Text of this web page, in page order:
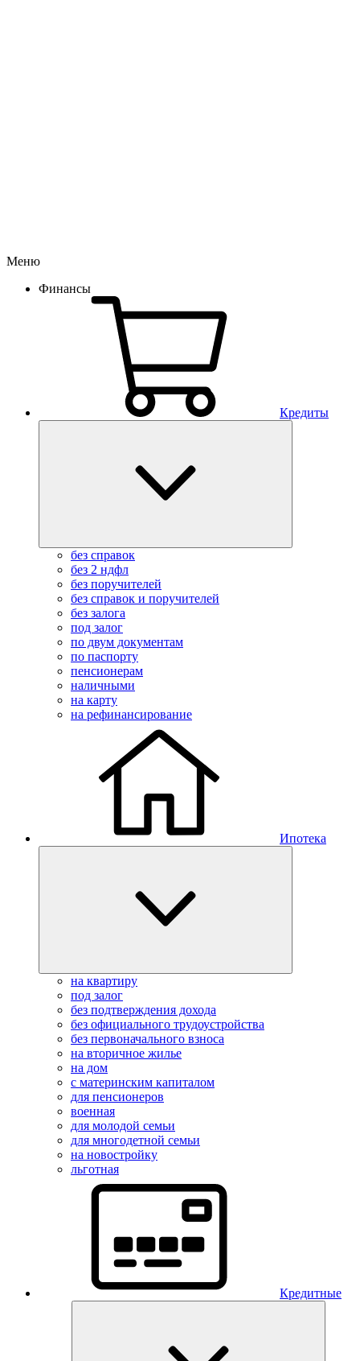
Меню
Финансы
Кредиты
без справок
без 2 ндфл
без поручителей
без справок и поручителей
без залога
под залог
по двум документам
по паспорту
пенсионерам
наличными
на карту
на рефинансирование
Ипотека
на квартиру
под залог
без подтверждения дохода
без официального трудоустройства
без первоначального взноса
на вторичное жилье
на дом
с материнским капиталом
для пенсионеров
военная
для молодой семьи
для многодетной семьи
на новостройку
льготная
Кредитные